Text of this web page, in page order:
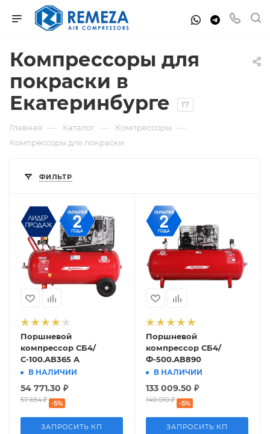
Компрессоры для
покраски в
Екатеринбурге
17
Главная — Каталог — Компрессоры —
Компрессоры для покраски
ФИЛЬТР
Поршневой
компрессор СБ4/
С-100.АВ365 A
В НАЛИЧИИ
54 771.30 ₽
57 654₽ -5%
ЗАПРОСИТЬ КП
Поршневой
компрессор СБ4/
Ф-500.АВ890
В НАЛИЧИИ
133 009.50 ₽
140 010₽ -5%
ЗАПРОСИТЬ КП